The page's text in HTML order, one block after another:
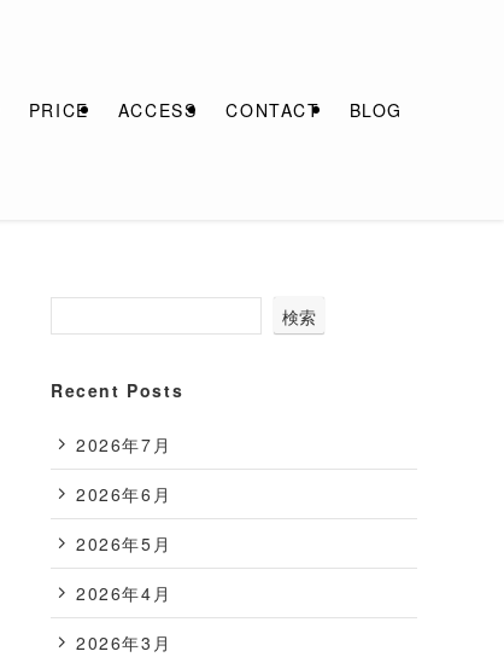
PRICE ACCESS CONTACT BLOG
検索
Recent Posts
2026年7月
2026年6月
2026年5月
2026年4月
2026年3月